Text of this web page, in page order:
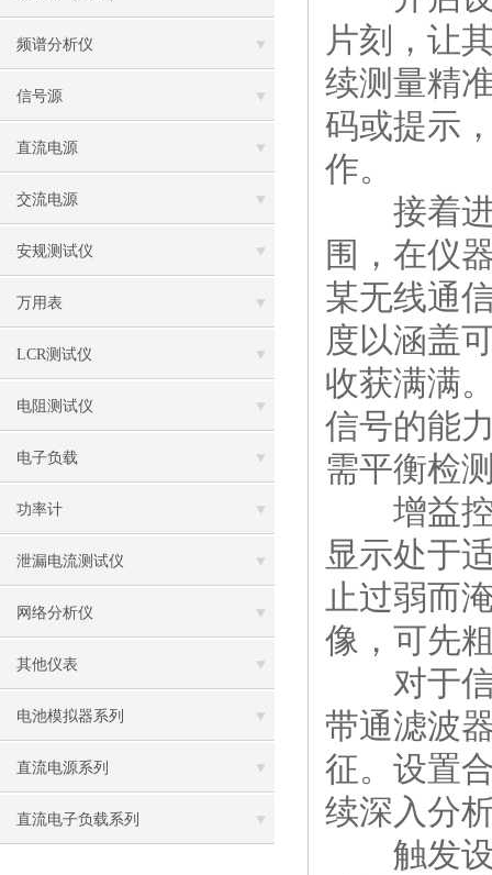
频谱分析仪
信号源
直流电源
交流电源
安规测试仪
万用表
LCR测试仪
电阻测试仪
电子负载
功率计
泄漏电流测试仪
网络分析仪
其他仪表
电池模拟器系列
直流电源系列
直流电子负载系列
片刻，让
续测量精
码或提示
作。
接着进
围，在仪
某无线通
度以涵盖
收获满满
信号的能
需平衡检
增益控
显示处于
止过弱而
像，可先
对于信
带通滤波
征。设置
续深入分
触发设